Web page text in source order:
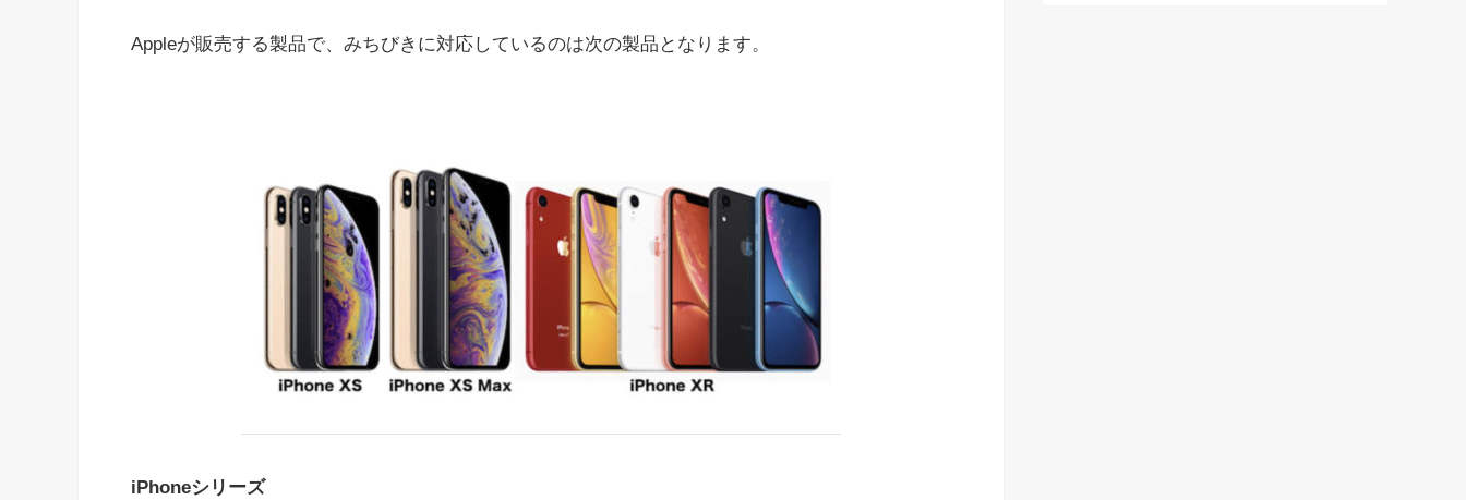
Appleが販売する製品で、みちびきに対応しているのは次の製品となります。
iPhoneシリーズ